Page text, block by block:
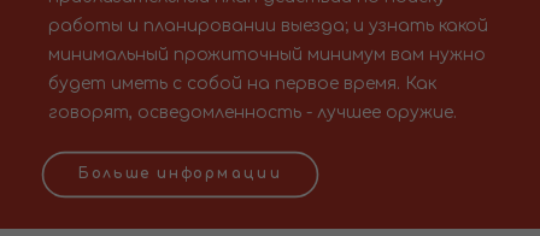
работы и планировании выезда; и узнать какой
минимальный прожиточный минимум вам нужно
будет иметь с собой на первое время. Как
говорят, осведомленность - лучшее оружие.
Больше информации